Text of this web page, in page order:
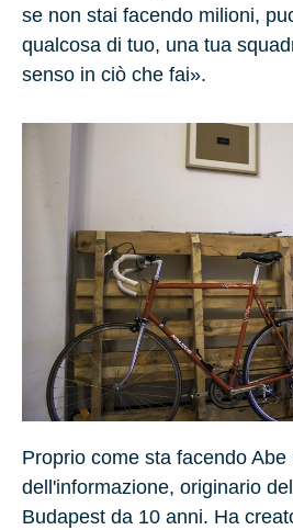
se non stai facendo milioni,
qualcosa di tuo, una tua
senso in ciò che fai».
Proprio come sta facendo
dell'informazione, originario
Budapest da 10 anni. Ha